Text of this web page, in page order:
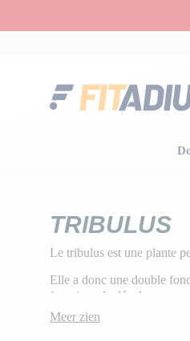
TRIBULUS
Le tribulus est une plante
Elle a donc une double
favorisant le
augmentant le taux
Meer zien